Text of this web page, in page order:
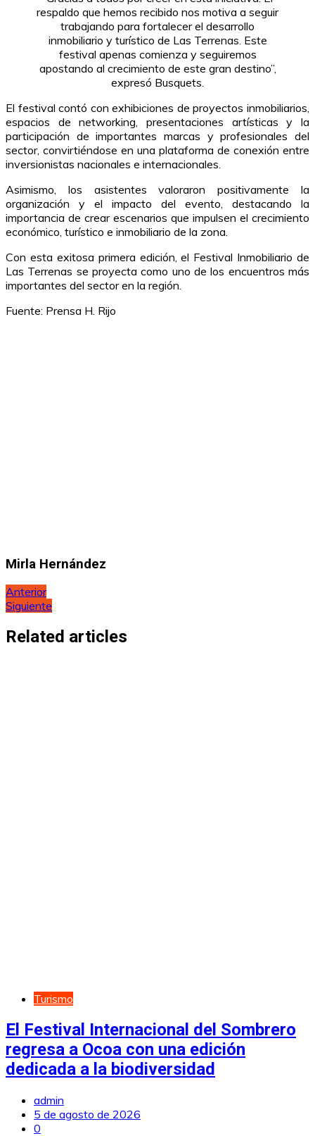
respaldo que hemos recibido nos motiva a seguir
trabajando para fortalecer el desarrollo
inmobiliario y turístico de Las Terrenas. Este
festival apenas comienza y seguiremos
apostando al crecimiento de este gran destino”,
expresó Busquets.
El festival contó con exhibiciones de proyectos inmobiliarios,
espacios de networking, presentaciones artísticas y la
participación de importantes marcas y profesionales del
sector, convirtiéndose en una plataforma de conexión entre
inversionistas nacionales e internacionales.
Asimismo, los asistentes valoraron positivamente la
organización y el impacto del evento, destacando la
importancia de crear escenarios que impulsen el crecimiento
económico, turístico e inmobiliario de la zona.
Con esta exitosa primera edición, el Festival Inmobiliario de
Las Terrenas se proyecta como uno de los encuentros más
importantes del sector en la región.
Fuente: Prensa H. Rijo
Mirla Hernández
Navegación
de
entradas
Anterior
Siguiente
Related articles
Turismo
El Festival Internacional del Sombrero
regresa a Ocoa con una edición
dedicada a la biodiversidad
admin
5 de agosto de 2026
0